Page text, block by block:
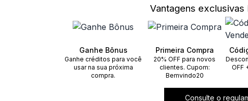
Vantagens exclusivas
Ganhe Bônus
Ganhe créditos para você
usar na sua próxima
compra.
Primeira Compra
20% OFF para novos
clientes. Cupom:
Bemvindo20
OFF
Consulte o